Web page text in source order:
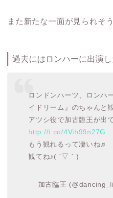
また新たな一面が見られそ
過去にはロンハーに出演
ロンドンハーツ、ロンハ
イドリーム』のちゃんと
アツシ役で加古臨王が出
http://t.co/4Vih99n27G
もう観れるって凄いね♬
観てね♪( ´▽｀)
— 加古臨王